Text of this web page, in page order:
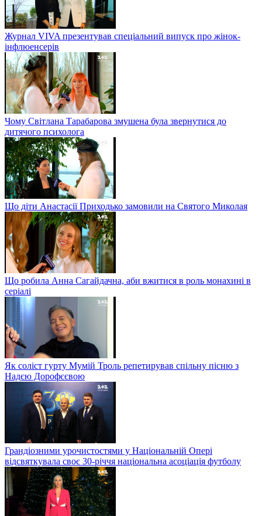
Журнал VIVA презентував спеціальний випуск про жінок-
інфлюенсерів
Чому Світлана Тарабарова змушена була звернутися до
дитячого психолога
Що діти Анастасії Приходько замовили на Святого Миколая
Що робила Анна Сагайдачна, аби вжитися в роль монахині в
серіалі
Як соліст гурту Мумій Троль репетирував спільну пісню з
Надєю Дорофєєвою
Грандіозними урочистостями у Національній Опері
відсвяткувала своє 30-річчя національна асоціація футболу